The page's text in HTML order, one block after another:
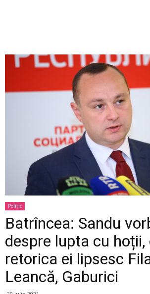
Politic
Batrîncea: Sandu
despre lupta cu hoții,
retorica ei lipsesc
Leancă, Gaburici